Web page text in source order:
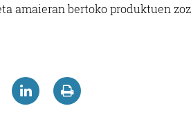
amaieran bertoko produktuen